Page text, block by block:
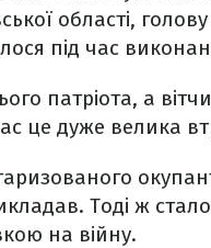
області,
під час
патріота, а
це дуже велика
Тоді ж
на війну.